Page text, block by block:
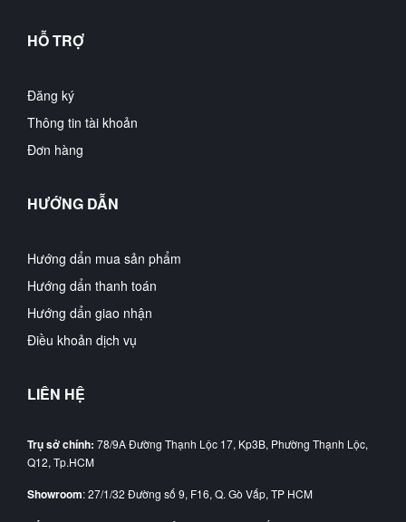
HỖ TRỢ
Đăng ký
Thông tin tài khoản
Đơn hàng
HƯỚNG DẪN
Hướng dẩn mua sản phẩm
Hướng dẩn thanh toán
Hướng dẩn giao nhận
Điều khoản dịch vụ
LIÊN HỆ
Trụ sở chính: 78/9A Đường Thạnh Lộc 17, Kp3B, Phường Thạnh Lộc,
Q12, Tp.HCM
Showroom: 27/1/32 Đường số 9, F16, Q. Gò Vấp, TP HCM